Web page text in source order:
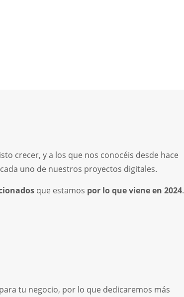
crecer, y a los que nos conocéis desde hace
uno de nuestros proyectos digitales.
que estamos por lo que viene en 2024.
tu negocio, por lo que dedicaremos más